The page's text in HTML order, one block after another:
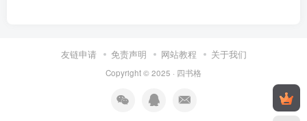
友链申请 免责声明 网站教程 关于我们
Copyright © 2025 · 四书格